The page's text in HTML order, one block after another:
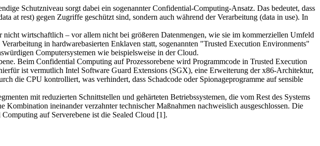
Schutzniveau sorgt dabei ein sogenannter Confidential-Computing-Ansatz. Das bedeutet, dass
at rest) gegen Zugriffe geschützt sind, sondern auch während der Verarbeitung (data in use). In
wirtschaftlich – vor allem nicht bei größeren Datenmengen, wie sie im kommerziellen Umfeld
in hardwarebasierten Enklaven statt, sogenannten "Trusted Execution Environments"
Computersystemen wie beispielsweise in der Cloud.
Beim Confidential Computing auf Prozessorebene wird Programmcode in Trusted Execution
ist vermutlich Intel Software Guard Extensions (SGX), eine Erweiterung der x86-Architektur,
die CPU kontrolliert, was verhindert, dass Schadcode oder Spionageprogramme auf sensible
mit reduzierten Schnittstellen und gehärteten Betriebssystemen, die vom Rest des Systems
ineinander verzahnter technischer Maßnahmen nachweislich ausgeschlossen. Die
auf Serverebene ist die Sealed Cloud [1].